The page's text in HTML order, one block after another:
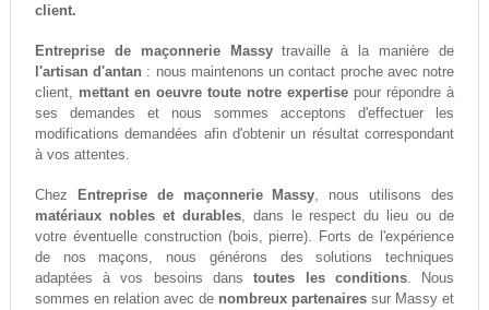
client.
Entreprise de maçonnerie Massytravaille à la manière de
l'artisan d'antan : nous maintenons un contact proche avec notre
client, mettant en oeuvre toute notre expertise pour répondre à
ses demandes et nous sommes acceptons d'effectuer les
modifications demandées afin d'obtenir un résultat correspondant
à vos attentes.
Chez Entreprise de maçonnerie Massy, nous utilisons des
matériaux nobles et durables, dans le respect du lieu ou de
votre éventuelle construction (bois, pierre). Forts de l'expérience
de nos maçons, nous générons des solutions techniques
adaptées à vos besoins danstoutes les conditions. Nous
sommes en relation avec de nombreux partenaires sur Massy et